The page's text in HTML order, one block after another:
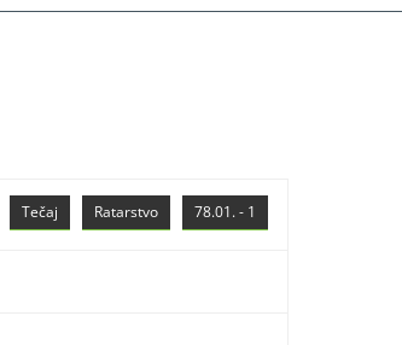
78.01. - 1
Ratarstvo
Tečaj